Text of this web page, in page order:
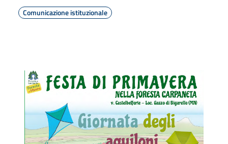
Comunicazione istituzionale